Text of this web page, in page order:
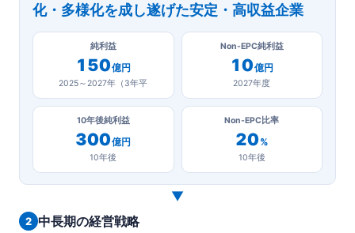
化・多様化を成し遂げた安定・高収益企業
純利益
150億円
2025～2027年（3年平
Non-EPC純利益
10億円
2027年度
10年後純利益
300億円
10年後
Non-EPC比率
20%
10年後
▼
2 中長期の経営戦略